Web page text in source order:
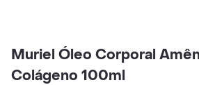
Muriel Óleo Corporal
Colágeno 100ml